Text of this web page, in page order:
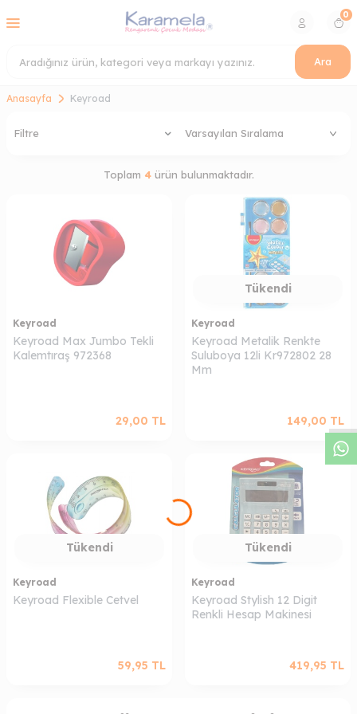
W
h
a
s
a
p
p
D
e
s
t
e
H
a
t
t
Ara
0
Anasayfa Keyroad
Filtre
Toplam 4ürün bulunmaktadır.
Keyroad
Keyroad Max Jumbo Tekli
Kalemtıraş 972368
29,00 TL
Tükendi
Keyroad
Keyroad Metalik Renkte
Suluboya 12li Kr972802 28
Mm
149,00 TL
Tükendi
Keyroad
Keyroad Flexible Cetvel
59,95 TL
Tükendi
Keyroad
Keyroad Stylish 12 Digit
Renkli Hesap Makinesi
419,95 TL